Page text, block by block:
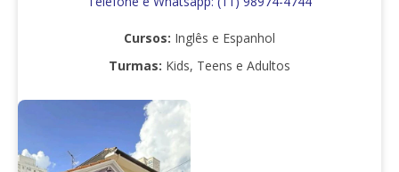
Cursos: Inglês e Espanhol
Turmas: Kids, Teens e Adultos